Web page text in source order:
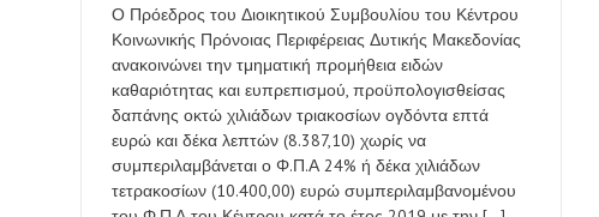
Ο Πρόεδρος του Διοικητικού Συμβουλίου του Κέντρου
Κοινωνικής Πρόνοιας Περιφέρειας Δυτικής Μακεδονίας
ανακοινώνει την τμηματική προμήθεια ειδών
καθαριότητας και ευπρεπισμού, προϋπολογισθείσας
δαπάνης οκτώ χιλιάδων τριακοσίων ογδόντα επτά
ευρώ και δέκα λεπτών (8.387,10) χωρίς να
συμπεριλαμβάνεται ο Φ.Π.Α 24% ή δέκα χιλιάδων
τετρακοσίων (10.400,00) ευρώ συμπεριλαμβανομένου